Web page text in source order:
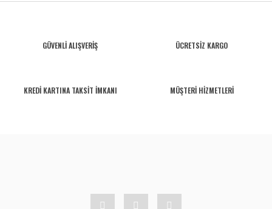
GÜVENLİ ALIŞVERİŞ ÜCRETSİZ KARGO
KREDİ KARTINA TAKSİT İMKANI MÜŞTERİ HİZMETLERİ